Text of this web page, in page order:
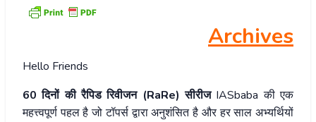
Archives
Hello Friends
60 दिनों की रैपिड रिवीजन (RaRe) सीरीज IASbaba की एक
महत्त्वपूर्ण पहल है जो टॉपर्स द्वारा अनुशंसित है और हर साल अभ्यर्थियों